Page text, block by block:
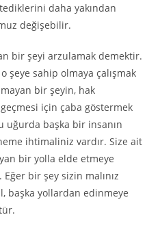
daha yakından
değişebilir.
bir şeyi arzulamak demektir.
şeye sahip olmaya çalışmak
bir şeyin, hak
için çaba göstermek
uğurda başka bir insanın
ihtimaliniz vardır. Size ait
bir yolla elde etmeye
bir şey sizin malınız
başka yollardan edinmeye